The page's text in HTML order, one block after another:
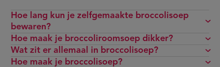
Hoe lang kun je zelfgemaakte broccolisoep
bewaren?
Hoe maak je broccoliroomsoep dikker?
Wat zit er allemaal in broccolisoep?
Hoe maak je broccolisoep?